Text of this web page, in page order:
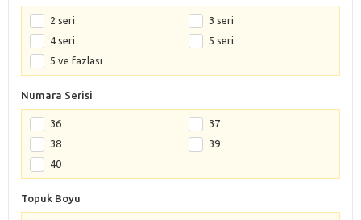
2 seri
3 seri
4 seri
5 seri
5 ve fazlası
Numara Serisi
36
37
38
39
40
Topuk Boyu